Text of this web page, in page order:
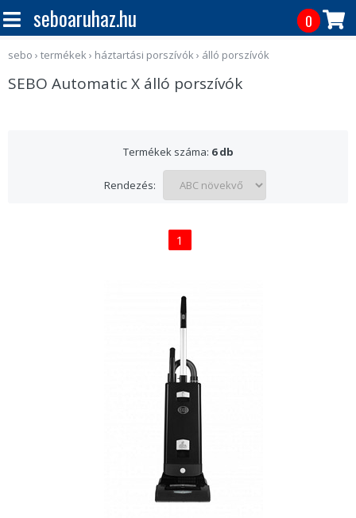
seboaruhaz.hu 0
sebo › termékek› háztartási porszívók› álló porszívók
SEBO Automatic X álló porszívók
Termékek száma: 6 db
Rendezés:
1